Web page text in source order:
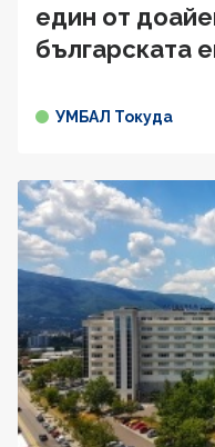
един от
българската
УМБАЛ Токуда